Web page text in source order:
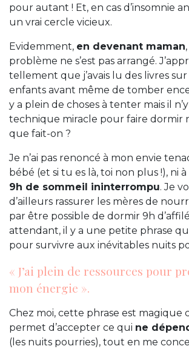
pour autant ! Et, en cas d’insomnie
un vrai cercle vicieux.
Evidemment, en devenant maman
problème ne s’est pas arrangé.
tellement que j’avais lu des livres
enfants avant même de tomber
y a plein de choses à tenter mais il
technique miracle pour faire dormir
que fait-on ?
Je n’ai pas renoncé à mon envie
bébé (et si tu es là, toi non plus !), ni
9h de sommeil ininterrompu. Je
d’ailleurs rassurer les mères de
par être possible de dormir 9h
attendant, il y a une petite phrase qui
pour survivre aux inévitables nuits
« J’ai plein de ressources pour
mon énergie ».
Chez moi, cette phrase est magique
permet d’accepter ce qui ne
(les nuits pourries), tout en me